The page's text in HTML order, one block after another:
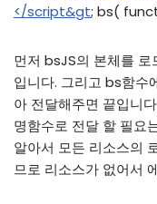
</script&gt; bs(
먼저 bsJS의 본체를
입니다. 그리고 bs함수
아 전달해주면 끝입니
명함수로 전달 할 필요
알아서 모든 리소스의
므로 리소스가 없어서